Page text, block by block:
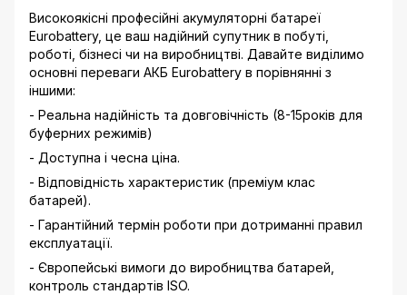
Високоякісні професійні акумуляторні батареї
Eurobattery, це ваш надійний супутник в побуті,
роботі, бізнесі чи на виробництві. Давайте виділимо
основні переваги АКБ Eurobattery в порівнянні з
іншими:
- Реальна надійність та довговічність (8-15років для
буферних режимів)
- Доступна і чесна ціна.
- Відповідність характеристик (преміум клас
батарей).
- Гарантійний термін роботи при дотриманні правил
експлуатації.
- Європейські вимоги до виробництва батарей,
контроль стандартів ISO.